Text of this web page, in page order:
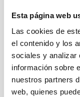
Esta página web
Las cookies de
el contenido y los
sociales y analizar
información sobre
nuestros partners
web, quienes
AMANAR 2025